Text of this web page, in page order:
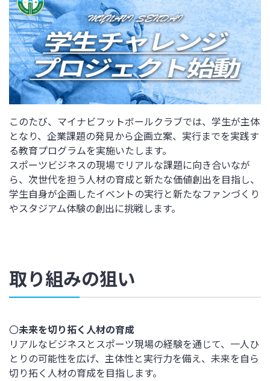
このたび、マイナビフットボールクラブでは、学生が主体
となり、企業課題の発見から企画立案、実行までを実践す
る教育プログラムを実施いたします。
スポーツビジネスの現場でリアルな課題に向き合いなが
ら、次世代を担う人材の育成と新たな価値創出を目指し、
学生自身が企画したイベントの実行と新たなファンづくり
やスタジアム体験の創出に挑戦します。
取り組みの狙い
〇未来を切り拓く人材の育成
リアルなビジネスとスポーツ現場の経験を通じて、一人ひ
とりの可能性を広げ、主体性と実行力を備え、未来を自ら
切り拓く人材の育成を目指します。